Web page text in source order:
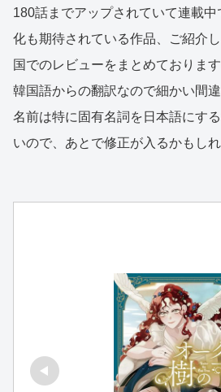
180話までアップされていて連載
化も期待されている作品、ご紹介
国でのレビューをまとめております
韓国語からの翻訳なので細かい間
名前は特に固有名詞を日本語にす
いので、あとで修正が入るかもしれ